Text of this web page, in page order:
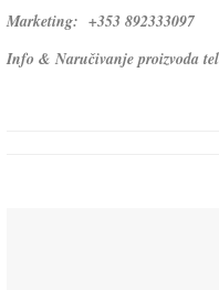
Marketing: +353 892333097
Info & Naručivanje proizvoda